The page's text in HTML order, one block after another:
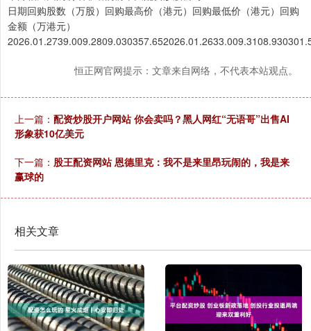
日期回购股数（万股）回购最高价（港元）回购最低价（港元）回购
金额（万港元）
恒正网官网提示：文章来自网络，不代表本站观点。
上一篇： 配资炒股开户网站 你会卖吗？黑人网红“无语哥”出售AI
形象获10亿美元
下一篇： 股王配资网站 恩德里克：我不是来里昂玩闹的，我是来
赢球的
相关文章